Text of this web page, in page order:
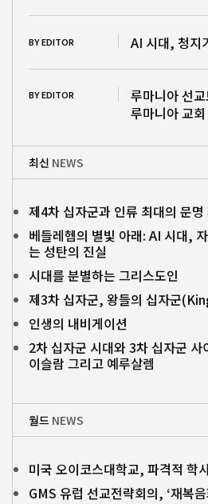
BY EDITOR AI 시대, 청지
BY EDITOR
루마니아 선
루마니아 교회
최신 NEWS
제4차 십자군과 인류 최대의 문명
베들레헴의 별빛 아래: AI 시대,
는 성탄의 진실
시대를 분별하는 그리스도인
제3차 십자군, 왕들의 십자군
인생의 내비게이션
2차 십자군 시대와 3차 십자군
이슬람 그리고 예루살렘
월드 NEWS
미국 오이코스대학교, 파격적 학
GMS 유럽 선교전략회의, ‘재복